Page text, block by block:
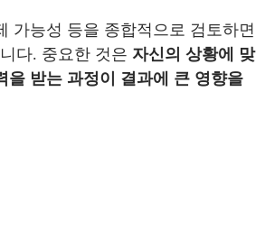
가능성 등을 종합적으로 검토하면
다. 중요한 것은 자신의 상황에 맞
을 받는 과정이 결과에 큰 영향을